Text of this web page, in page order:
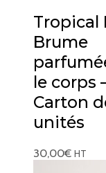
Tropical
Brume
le corps
Carton
unités
30,00€ HT